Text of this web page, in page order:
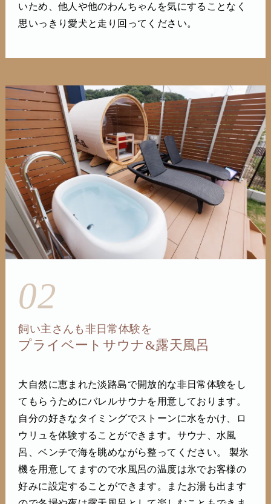
いため、他人や他のわんちゃんを気にすることなく
思いっきり愛犬と走り回ってください。
02
飼い主さんも非日常体験を
プライベートサウナ&露天風呂
大自然に恵まれた淡路島で開放的な非日常体験をし
てもらうためにバレルサウナを用意しております。
自分の好きなタイミングでストーンに水をかけ、ロ
ウリュを体験することができます。サウナ、水風
呂、ベンチで海を眺めながら整ってください。 製氷
機を用意してますので水風呂の温度は氷でお客様の
好みに設定することができます。またお湯も出ます